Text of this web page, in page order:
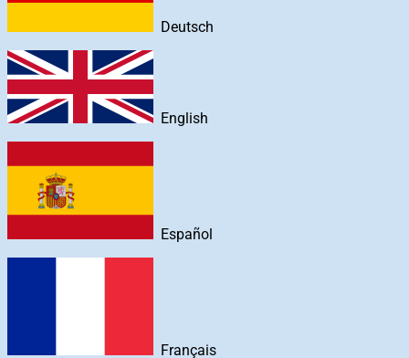
Deutsch
English
Español
Français